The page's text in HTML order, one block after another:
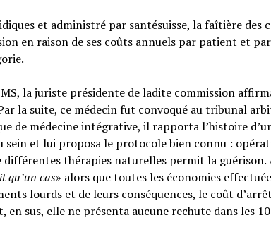
et administré par santésuisse, la faîtière des
en raison de ses coûts annuels par patient et
la juriste présidente de ladite commission
la suite, ce médecin fut convoqué au tribunal
de médecine intégrative, il rapporta l’histoire
sein et lui proposa le protocole bien connu :
thérapies naturelles permit la guérison.
qu’un cas» alors que toutes les économies
lourds et de leurs conséquences, le coût
sus, elle ne présenta aucune rechute dans les